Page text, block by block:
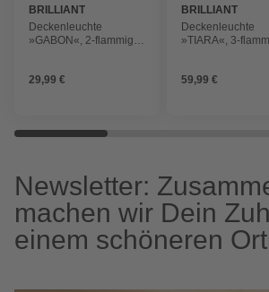
BRILLIANT
Deckenleuchte
»GABON«, 2-flammig,
29,99 €
BRILLIANT
Deckenleuchte
»TIARA«, 3-
59,99 €
Newsletter:
machen wir Dein
einem schöneren